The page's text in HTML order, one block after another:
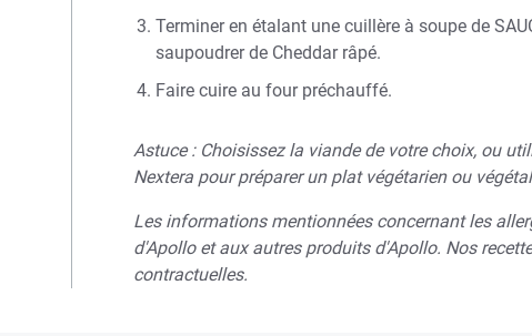
Terminer en étalant une cuillère à soupe de
saupoudrer de Cheddar râpé.
Faire cuire au four préchauffé.
Astuce : Choisissez la viande de votre choix, ou
Nextera pour préparer un plat végétarien ou
Les informations mentionnées concernant les
d'Apollo et aux autres produits d'Apollo. Nos
contractuelles.